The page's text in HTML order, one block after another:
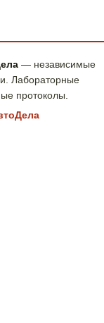
— независимые
Лабораторные
протоколы.